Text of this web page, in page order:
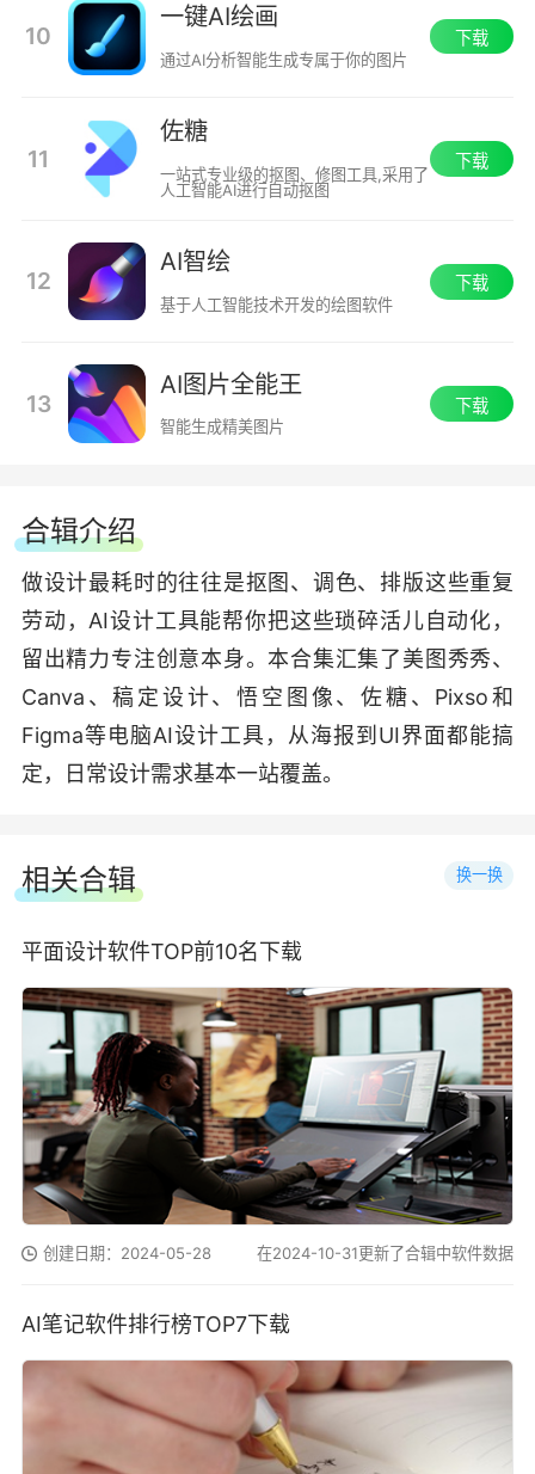
10
一键AI绘画
通过AI分析智能生成专属于你的图片
下载
11
佐糖
一站式专业级的抠图、修图工具,采用了
人工智能AI进行自动抠图
下载
12
AI智绘
基于人工智能技术开发的绘图软件
下载
13
AI图片全能王
智能生成精美图片
下载
合辑介绍
做设计最耗时的往往是抠图、调色、排版这些重复
劳动，AI设计工具能帮你把这些琐碎活儿自动化，
留出精力专注创意本身。本合集汇集了美图秀秀、
Canva、稿定设计、悟空图像、佐糖、Pixso和
Figma等电脑AI设计工具，从海报到UI界面都能搞
定，日常设计需求基本一站覆盖。
相关合辑 换一换
平面设计软件TOP前10名下载
创建日期：2024-05-28 在2024-10-31更新了合辑中软件数据
AI笔记软件排行榜TOP7下载